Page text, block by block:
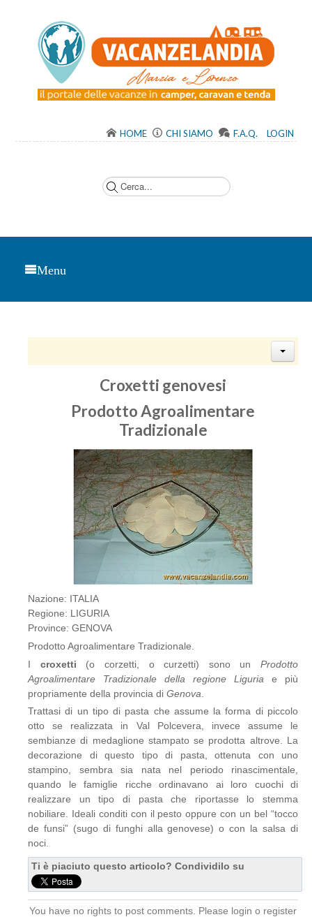
HOME CHI SIAMO F.A.Q. LOGIN
Menu
Croxetti genovesi
Prodotto Agroalimentare
Tradizionale
Nazione: ITALIA
Regione: LIGURIA
Province: GENOVA
Prodotto Agroalimentare Tradizionale.
I croxetti (o corzetti, o curzetti) sono un Prodotto
Agroalimentare Tradizionale della regione Liguria e più
propriamente della provincia di Genova
Trattasi di un tipo di pasta che assume la forma di piccolo
otto se realizzata in Val Polcevera, invece assume le
sembianze di medaglione stampato se prodotta altrove. La
decorazione di questo tipo di pasta, ottenuta con uno
stampino, sembra sia nata nel periodo rinascimentale,
quando le famiglie ricche ordinavano ai loro cuochi di
realizzare un tipo di pasta che riportasse lo stemma
nobiliare. Ideali conditi con il pesto oppure con un bel “tocco
de funsi” (sugo di funghi alla genovese) o con la salsa di
noci.
Ti è piaciuto questo articolo? Condividilo su
You have no rights to post comments. Please login o register